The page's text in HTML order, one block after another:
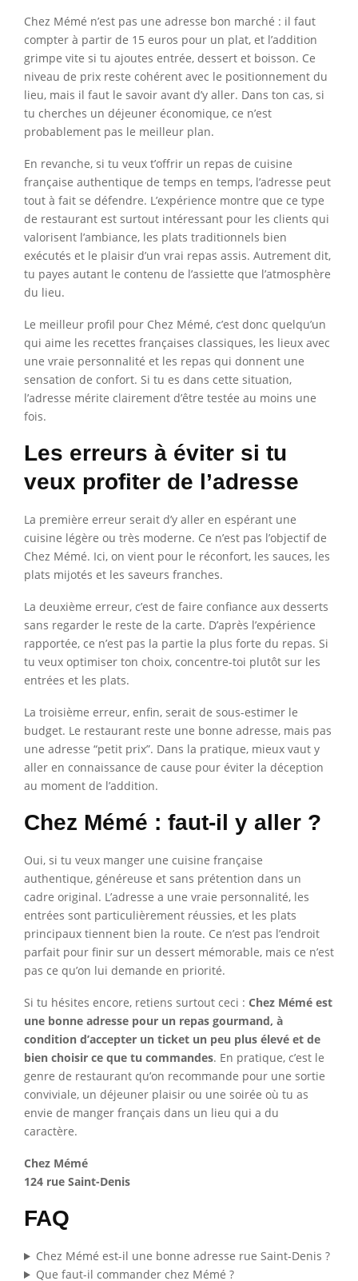
Chez Mémé n’est pas une adresse bon marché : il faut
compter à partir de 15 euros pour un plat, et l’addition
grimpe vite si tu ajoutes entrée, dessert et boisson. Ce
niveau de prix reste cohérent avec le positionnement du
lieu, mais il faut le savoir avant d’y aller. Dans ton cas, si
tu cherches un déjeuner économique, ce n’est
probablement pas le meilleur plan.
En revanche, si tu veux t’offrir un repas de cuisine
française authentique de temps en temps, l’adresse peut
tout à fait se défendre. L’expérience montre que ce type
de restaurant est surtout intéressant pour les clients qui
valorisent l’ambiance, les plats traditionnels bien
exécutés et le plaisir d’un vrai repas assis. Autrement dit,
tu payes autant le contenu de l’assiette que l’atmosphère
du lieu.
Le meilleur profil pour Chez Mémé, c’est donc quelqu’un
qui aime les recettes françaises classiques, les lieux avec
une vraie personnalité et les repas qui donnent une
sensation de confort. Si tu es dans cette situation,
l’adresse mérite clairement d’être testée au moins une
fois.
Les erreurs à éviter si tu
veux profiter de l’adresse
La première erreur serait d’y aller en espérant une
cuisine légère ou très moderne. Ce n’est pas l’objectif de
Chez Mémé. Ici, on vient pour le réconfort, les sauces, les
plats mijotés et les saveurs franches.
La deuxième erreur, c’est de faire confiance aux desserts
sans regarder le reste de la carte. D’après l’expérience
rapportée, ce n’est pas la partie la plus forte du repas. Si
tu veux optimiser ton choix, concentre-toi plutôt sur les
entrées et les plats.
La troisième erreur, enfin, serait de sous-estimer le
budget. Le restaurant reste une bonne adresse, mais pas
une adresse “petit prix”. Dans la pratique, mieux vaut y
aller en connaissance de cause pour éviter la déception
au moment de l’addition.
Chez Mémé : faut-il y aller ?
Oui, si tu veux manger une cuisine française
authentique, généreuse et sans prétention dans un
cadre original. L’adresse a une vraie personnalité, les
entrées sont particulièrement réussies, et les plats
principaux tiennent bien la route. Ce n’est pas l’endroit
parfait pour finir sur un dessert mémorable, mais ce n’est
pas ce qu’on lui demande en priorité.
Si tu hésites encore, retiens surtout ceci : Chez Mémé est
une bonne adresse pour un repas gourmand, à
condition d’accepter un ticket un peu plus élevé et de
bien choisir ce que tu commandes. En pratique, c’est le
genre de restaurant qu’on recommande pour une sortie
conviviale, un déjeuner plaisir ou une soirée où tu as
envie de manger français dans un lieu qui a du
caractère.
Chez Mémé
124 rue Saint-Denis
FAQ
Chez Mémé est-il une bonne adresse rue Saint-Denis ?
Que faut-il commander chez Mémé ?